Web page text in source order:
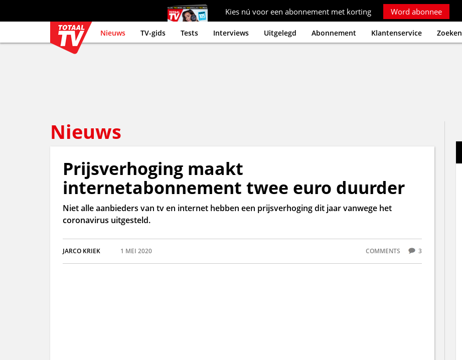
Kies nú voor een abonnement met korting Word abonnee
Nieuws TV-gids Tests Interviews Uitgelegd Abonnement Klantenservice Zoeken
Nieuws
Prijsverhoging maakt
internetabonnement twee euro duurder
Niet alle aanbieders van tv en internet hebben een prijsverhoging dit jaar vanwege het
coronavirus uitgesteld.
JARCO KRIEK 1 MEI 2020 COMMENTS 3